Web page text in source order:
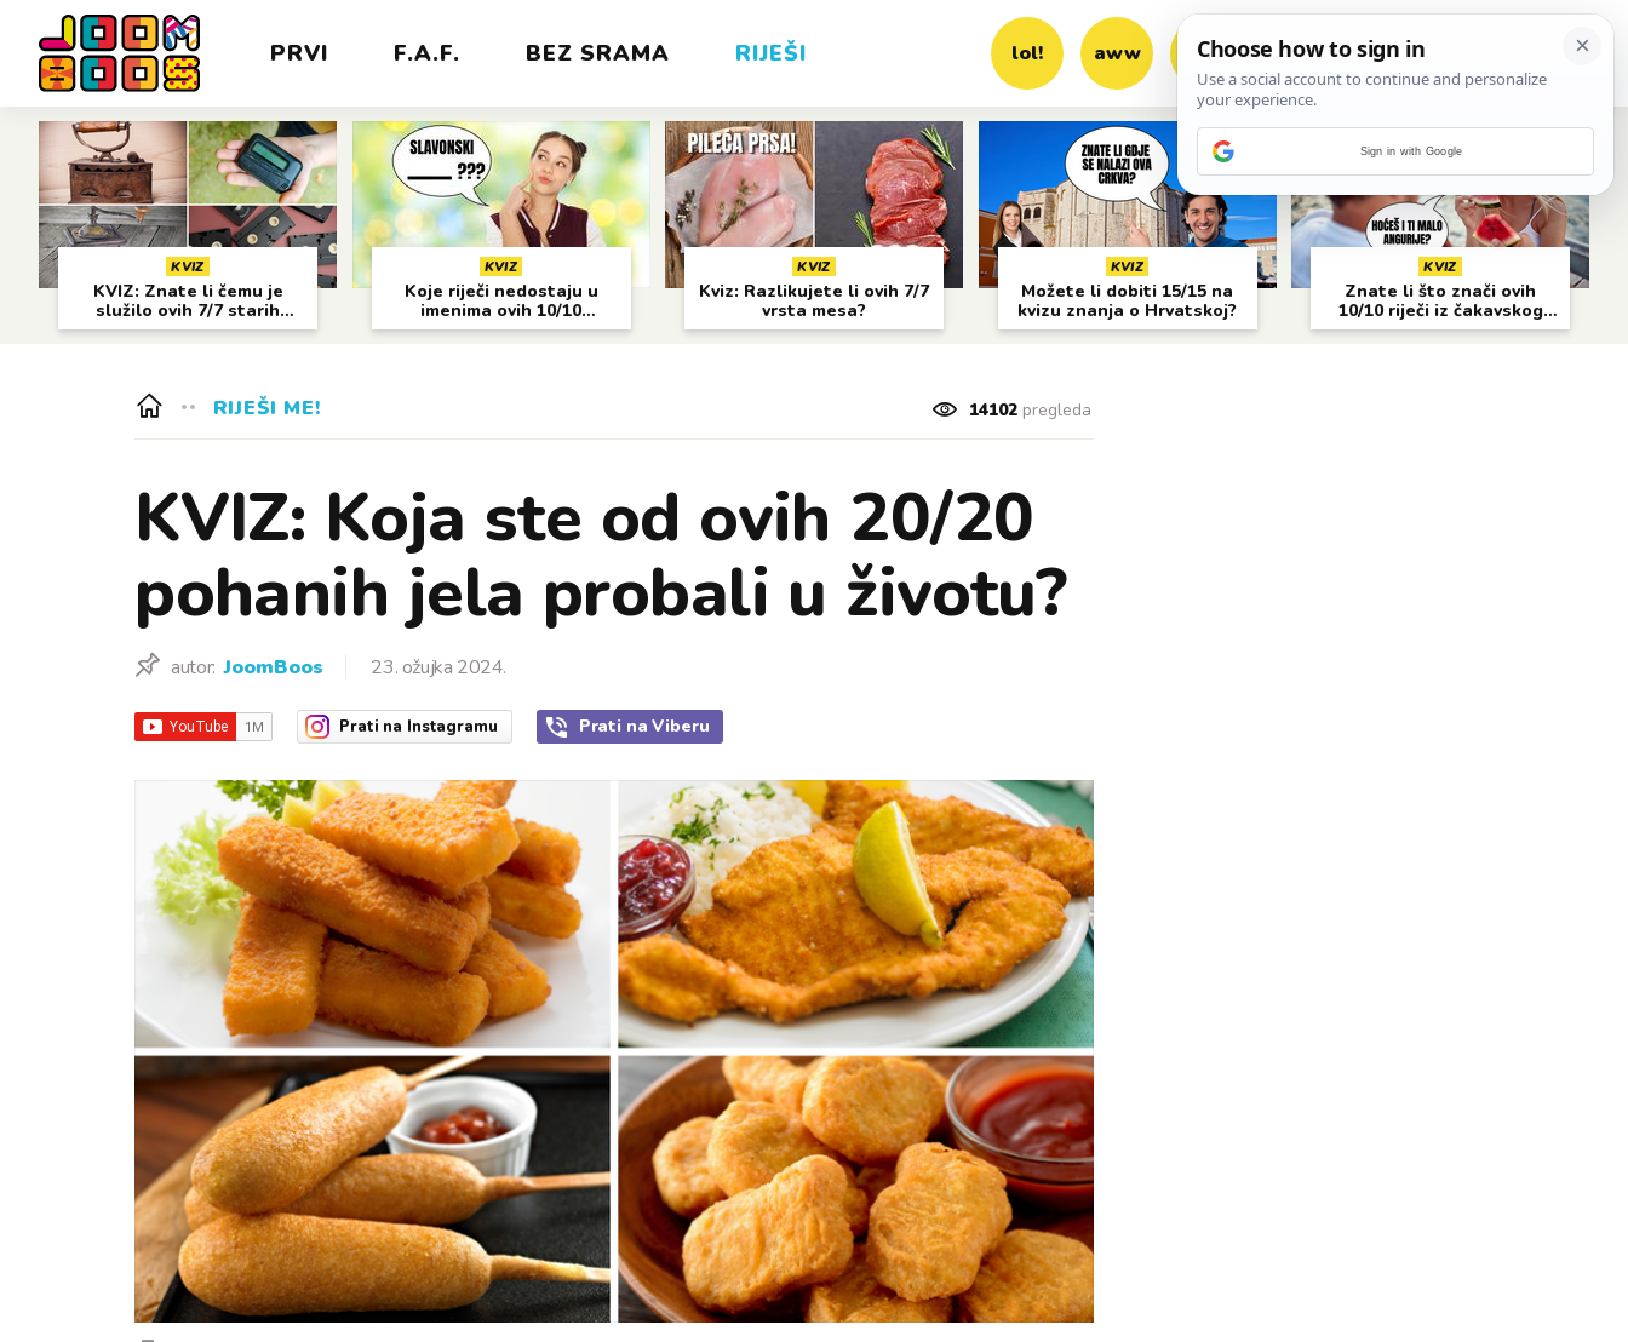
PRVI F.A.F. BEZ SRAMA RIJEŠI lol! aww vrh! woot?!
KVIZ
KVIZ: Znate li čemu je
služilo ovih 7/7 starih
predmeta?
KVIZ
Koje riječi nedostaju u
imenima ovih 10/10
gradova?
KVIZ
Kviz: Razlikujete li ovih 7/7
vrsta mesa?
KVIZ
Možete li dobiti 15/15 na
kvizu znanja o Hrvatskoj?
KVIZ
Znate li što znači ovih
10/10 riječi iz čakavskog
narječja?
RIJEŠI ME! 14102pregleda
KVIZ: Koja ste od ovih 20/20
pohanih jela probali u životu?
autor: JoomBoos 23. ožujka 2024.
Prati na Instagramu Prati na Viberu
Sign in with Google